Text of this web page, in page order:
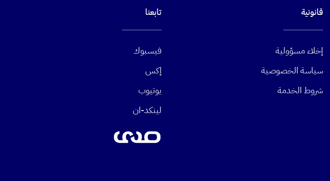
قانونية
إخلاء مسؤولية
سياسة الخصوصية
شروط الخدمة
تابعنا
فيسبوك
إكس
يوتيوب
لينكد-ان